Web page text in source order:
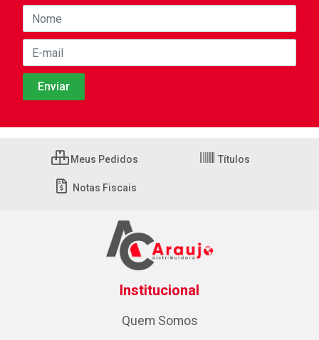
Meus Pedidos Títulos
Notas Fiscais
Institucional
Quem Somos